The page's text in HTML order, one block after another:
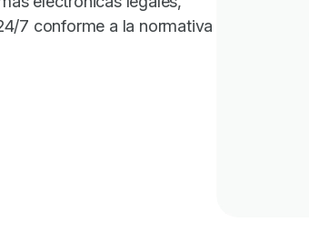
7 conforme a la normativa